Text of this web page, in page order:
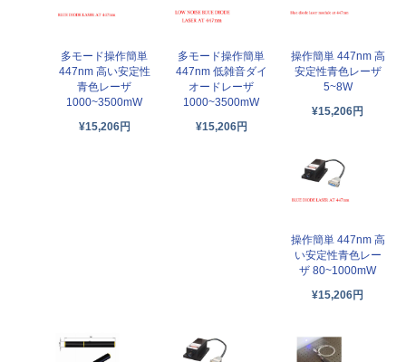
多モード操作簡単
447nm 高い安定性
青色レーザ
1000~3500mW
¥15,206円
多モード操作簡単
447nm 低雑音ダイ
オードレーザ
1000~3500mW
¥15,206円
操作簡単 447nm 高
安定性青色レーザ
5~8W
¥15,206円
操作簡単 447nm 高
い安定性青色レー
ザ 80~1000mW
¥15,206円